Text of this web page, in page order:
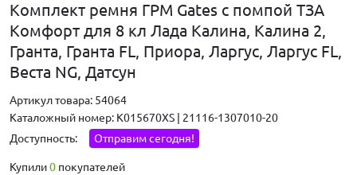
Комплект ремня ГРМ Gates с помпой ТЗА
Комфорт для 8 кл Лада Калина, Калина 2,
Гранта, Гранта FL, Приора, Ларгус, Ларгус FL,
Веста NG, Датсун
Артикул товара: 54064
Каталожный номер: K015670XS | 21116-1307010-20
Доступность:
Отправим сегодня!
Купили0 покупателей